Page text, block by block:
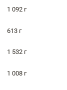
1 092 г
613 г
1 532 г
1 008 г